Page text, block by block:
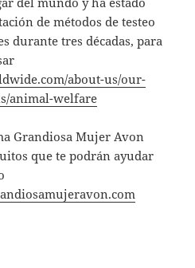
de métodos de testeo
durante tres décadas, para
about-us/our-
animal-welfare
Grandiosa Mujer Avon
que te podrán ayudar